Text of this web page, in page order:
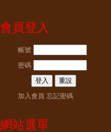
會員登入
帳號
密碼
加入會員 忘記密碼
網站選單